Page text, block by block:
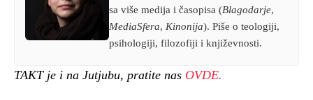
sa više medija i časopisa (Blagodarje,
MediaSfera, Kinonija). Piše o teologiji,
psihologiji, filozofiji i književnosti.
TAKT je i na Jutjubu, pratite nas OVDE.